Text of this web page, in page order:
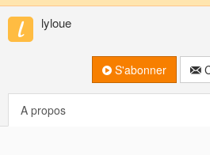
lyloue
S'abonner
A propos